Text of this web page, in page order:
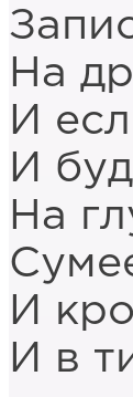
На
И
И
На
И
И в